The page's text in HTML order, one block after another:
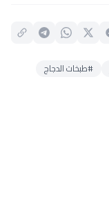
#طبخات الدجاج